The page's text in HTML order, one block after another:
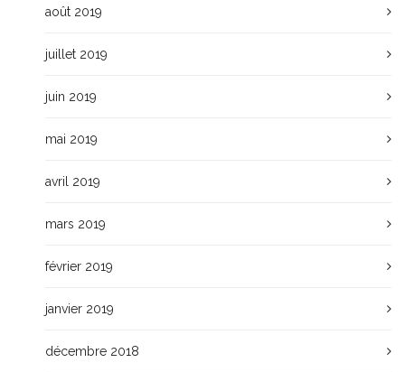
août 2019
juillet 2019
juin 2019
mai 2019
avril 2019
mars 2019
février 2019
janvier 2019
décembre 2018